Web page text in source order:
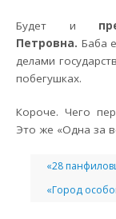
Будет и
Петровна. Баба
делами
побегушках.
Короче. Чего
Это же «Одна за
«28
«Город